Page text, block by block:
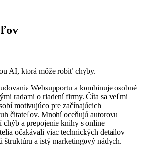
AI, ktorá môže robiť chyby.
Websupportu a kombinuje osobné
radami o riadení firmy. Číta sa veľmi
motivujúco pre začínajúcich
čitateľov. Mnohí oceňujú autorovu
a prepojenie knihy s online
očakávali viac technických detailov
štruktúru a istý marketingový nádych.